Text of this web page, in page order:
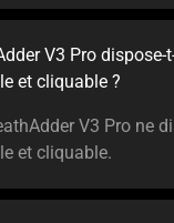
V3 Pro dispose-
et cliquable ?
V3 Pro ne
et cliquable.